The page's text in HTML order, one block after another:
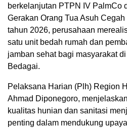
berkelanjutan PTPN IV PalmCo
Gerakan Orang Tua Asuh
tahun 2026, perusahaan
satu unit bedah rumah dan
jamban sehat bagi masyarakat
Bedagai.
Pelaksana Harian (Plh) Region
Ahmad Diponegoro,
kualitas hunian dan sanitasi
penting dalam mendukung